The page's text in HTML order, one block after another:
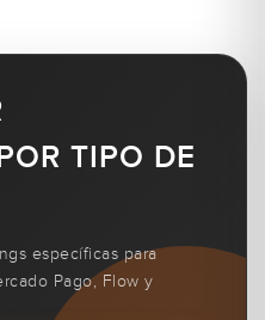
TIPO DE
específicas para
Pago, Flow y